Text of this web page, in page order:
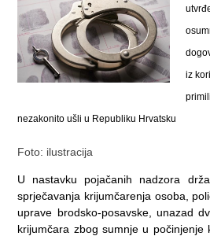
iz
nezakonito ušli u Republiku Hrvatsku
Foto: ilustracija
U nastavku pojačanih nadzora
sprječavanja krijumčarenja osoba,
uprave brodsko-posavske, unazad
krijumčara zbog sumnje u počinjenje